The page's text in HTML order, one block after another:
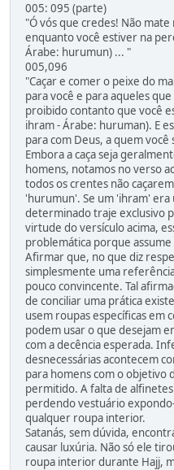
005: 095 (parte)
"Ó vós que credes! Não
enquanto você estiver na
Árabe: hurumun) ... "
005,096
"Caçar e comer o peixe do
para você e para aqueles
proibido contanto que você
ihram - Árabe: huruman). E
para com Deus, a quem
Embora a caça seja
homens, notamos no verso
todos os crentes não
'hurumun'. Se um 'ihram'
determinado traje exclusivo
virtude do versículo acima,
problemática porque
Afirmar que, no que diz
simplesmente uma
pouco convincente. Tal
de conciliar uma prática
usem roupas específicas em
podem usar o que desejam
com a decência esperada.
desnecessárias acontecem
para homens com o objetivo
permitido. A falta de
perdendo vestuário
qualquer roupa interior.
Satanás, sem dúvida,
causar luxúria. Não só ele
roupa interior durante Hajj,